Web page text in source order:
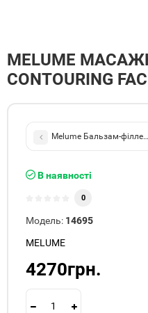
MELUME
CONTOURING
Melume Бальзам-
В наявності
0
Модель: 14695
MELUME
4270грн.